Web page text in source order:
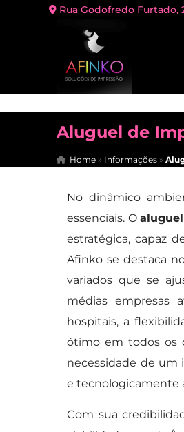
Rua Godofredo Furtado,
Aluguel de
Home » Informações »
No dinâmico
essenciais. O
estratégica, capaz
Afinko se destaca
variados que se
médias empresas
hospitais, a
ótimo em todos os
necessidade de um
e tecnologicamente
Com sua